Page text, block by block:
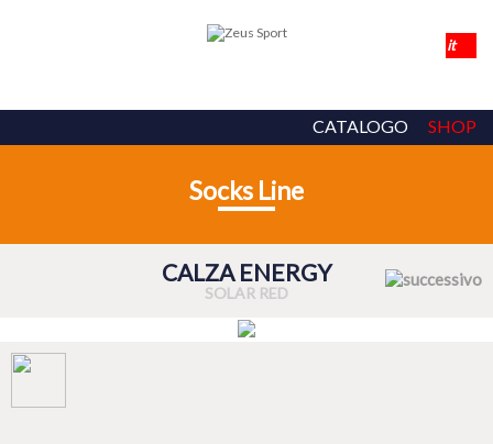
CATALOGO SHOP
Socks Line
CALZA ENERGY
SOLAR RED